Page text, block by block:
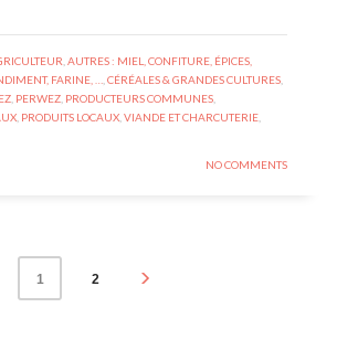
,AUTRES : MIEL, CONFITURE, ÉPICES,
FARINE, …,CÉRÉALES & GRANDES CULTURES,
, PERWEZ, PRODUCTEURS COMMUNES,
, PRODUITS LOCAUX,VIANDE ET CHARCUTERIE,
NO COMMENTS
1 2